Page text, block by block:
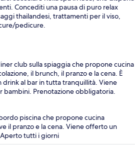
Concediti una pausa di puro relax
thailandesi, trattamenti per il viso,
pedicure.
club sulla spiaggia che propone cucina
il brunch, il pranzo e la cena. È
drink al bar in tutta tranquillità. Viene
bambini. Prenotazione obbligatoria.
piscina che propone cucina
il pranzo e la cena. Viene offerto un
tutti i giorni